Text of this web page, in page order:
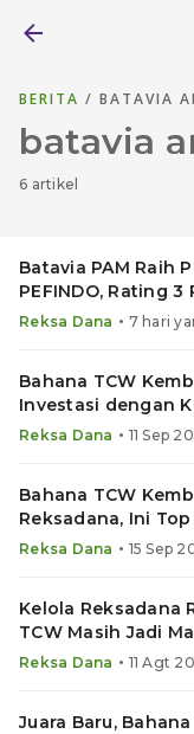
BERITA / BATAVIA
batavia
6 artikel
Batavia PAM Raih
PEFINDO, Rating
Reksa Dana • 7 hari
Bahana TCW
Investasi dengan
2024
Reksa Dana • 11 Sep
Bahana TCW
Reksadana, Ini
Terbesar Agustus
Reksa Dana • 15 Sep
Kelola Reksadana
TCW Masih Jadi
Juli 2023
Reksa Dana • 11 Agt
Juara Baru,